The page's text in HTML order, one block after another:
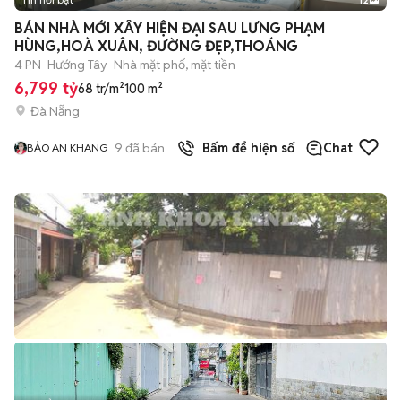
+2
BÁN NHÀ MỚI XÂY HIỆN ĐẠI SAU LƯNG PHẠM
HÙNG,HOÀ XUÂN, ĐƯỜNG ĐẸP,THOÁNG
4 PN Hướng Tây Nhà mặt phố, mặt tiền
6,799 tỷ68 tr/m²100 m²
Đà Nẵng
BẢO AN KHANG 9 đã bán Bấm để hiện số Chat